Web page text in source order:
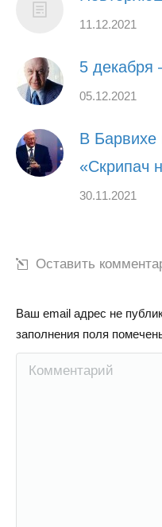
11.12.2021
5 декабря
05.12.2021
В
«Скрипач
30.11.2021
Оставить
Ваш email адрес не
заполнения поля
Комментарий